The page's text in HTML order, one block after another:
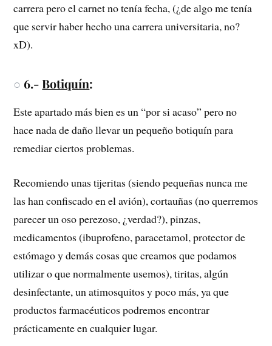
carrera pero el carnet no tenía fecha, (¿de algo me tenía
que servir haber hecho una carrera universitaria, no?
xD).
○ 6.-Botiquín:
Este apartado más bien es un “por si acaso” pero no
hace nada de daño llevar un pequeño botiquín para
remediar ciertos problemas.
Recomiendo unas tijeritas (siendo pequeñas nunca me
las han confiscado en el avión), cortauñas (no querremos
parecer un oso perezoso, ¿verdad?), pinzas,
medicamentos (ibuprofeno, paracetamol, protector de
estómago y demás cosas que creamos que podamos
utilizar o que normalmente usemos), tiritas, algún
desinfectante, un atimosquitos y poco más, ya que
productos farmacéuticos podremos encontrar
prácticamente en cualquier lugar.